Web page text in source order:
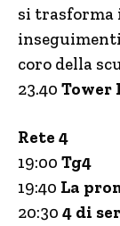
si trasforma
coro della
23.40 Tower
Rete 4
19:00 Tg4
19:40 La
20:30 4 di